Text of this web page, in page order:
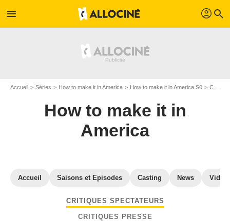
menu profil search
Accueil Séries How to make it in America How to make it in America S0 Critiques How to make it in America
How to make it in
America
Accueil Saisons et Episodes Casting News
CRITIQUES SPECTATEURS
CRITIQUES PRESSE